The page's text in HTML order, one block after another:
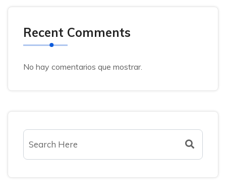
Recent Comments
No hay comentarios que mostrar.